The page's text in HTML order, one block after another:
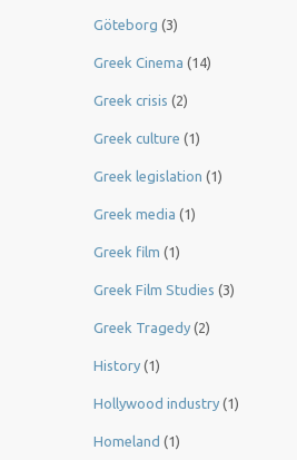
Göteborg (3)
Greek Cinema (14)
Greek crisis (2)
Greek culture (1)
Greek legislation (1)
Greek media (1)
Greek film (1)
Greek Film Studies (3)
Greek Tragedy (2)
History (1)
Hollywood industry (1)
Homeland (1)